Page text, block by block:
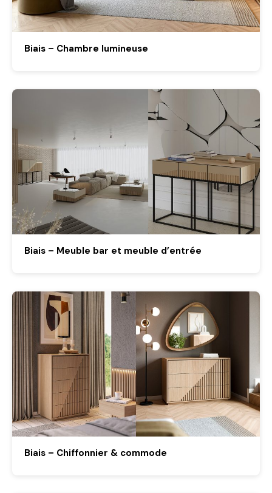
Biais – Chambre lumineuse
Biais – Meuble bar et meuble d’entrée
Biais – Chiffonnier & commode